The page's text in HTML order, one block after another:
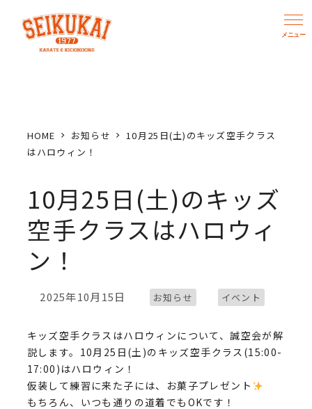
HOME お知らせ
10月25日(土)のキッズ空手クラス
はハロウィン！
10月25日(土)のキッズ
空手クラスはハロウィ
ン！
投稿日
2025年10月15日 カテゴリー
お知らせ カテゴリー
イベント
キッズ空手クラスはハロウィンについて、誠空会が解
説します。10月25日(土)のキッズ空手クラス(15:00-
17:00)はハロウィン！
仮装して練習に来た子には、お菓子プレゼント
もちろん、いつも通りの道着でもOKです！